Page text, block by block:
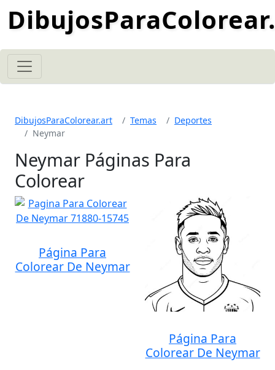
DibujosParaColorear.art Temas
Deportes
Neymar
Neymar Páginas Para
Colorear
Página Para
Colorear De Neymar
Página Para
Colorear De Neymar